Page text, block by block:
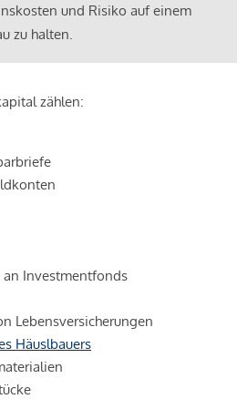
und Risiko auf einem
zu halten.
zählen:
Investmentfonds
Lebensversicherungen
Häuslbauers